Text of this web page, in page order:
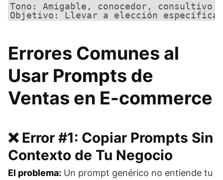
Tono: Amigable, conocedor, consultivo
Objetivo: Llevar a elección específica
Errores Comunes al
Usar Prompts de
Ventas en E-commerce
❌ Error #1: Copiar Prompts Sin
Contexto de Tu Negocio
El problema: Un prompt genérico no entiende tu